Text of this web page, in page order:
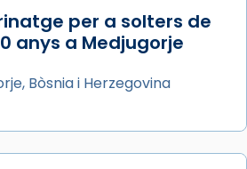
per a solters de
anys a Medjugorje
Bòsnia i Herzegovina